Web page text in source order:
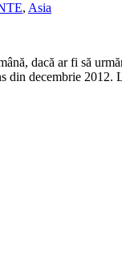
, Asia
dacă ar fi să
decembrie